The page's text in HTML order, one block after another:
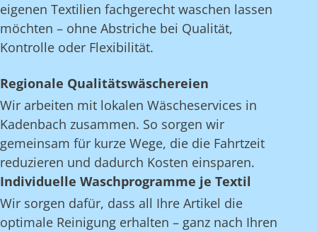
eigenen Textilien fachgerecht waschen lassen
möchten – ohne Abstriche bei Qualität,
Kontrolle oder Flexibilität.
Regionale Qualitätswäschereien
Wir arbeiten mit lokalen Wäscheservices in
Kadenbach zusammen. So sorgen wir
gemeinsam für kurze Wege, die die Fahrtzeit
reduzieren und dadurch Kosten einsparen.
Individuelle Waschprogramme je Textil
Wir sorgen dafür, dass all Ihre Artikel die
optimale Reinigung erhalten – ganz nach Ihren